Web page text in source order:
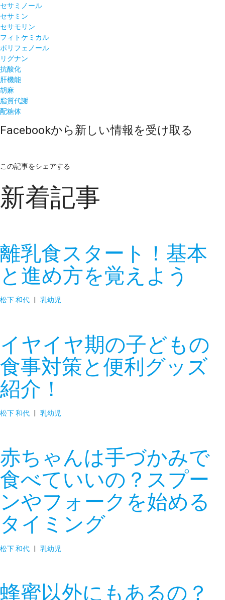
セサミノール
セサミン
セサモリン
フィトケミカル
ポリフェノール
リグナン
抗酸化
肝機能
胡麻
脂質代謝
配糖体
Facebookから新しい情報を受け取る
この記事をシェアする
新着記事
離乳食スタート！基本
と進め方を覚えよう
松下 和代 | 乳幼児
イヤイヤ期の子どもの
食事対策と便利グッズ
紹介！
松下 和代 | 乳幼児
赤ちゃんは手づかみで
食べていいの？スプー
ンやフォークを始める
タイミング
松下 和代 | 乳幼児
蜂蜜以外にもあるの？